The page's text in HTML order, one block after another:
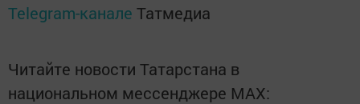
Telegram-канале Татмедиа
Читайте новости Татарстана в
национальном мессенджере MАХ: